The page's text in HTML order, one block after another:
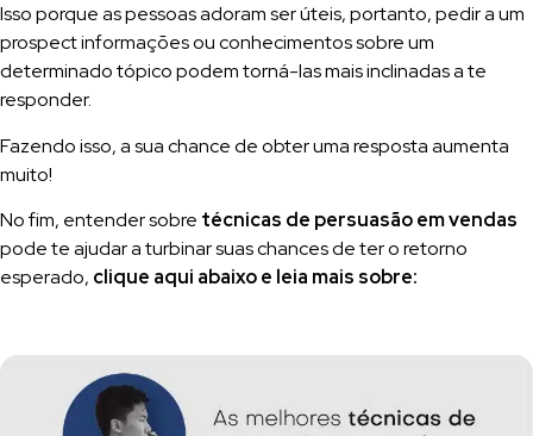
Isso porque as pessoas adoram ser úteis, portanto, pedir a um
prospect informações ou conhecimentos sobre um
determinado tópico podem torná-las mais inclinadas a te
responder.
Fazendo isso, a sua chance de obter uma resposta aumenta
muito!
No fim, entender sobre técnicas de persuasão em vendas
pode te ajudar a turbinar suas chances de ter o retorno
esperado, clique aqui abaixo e leia mais sobre: